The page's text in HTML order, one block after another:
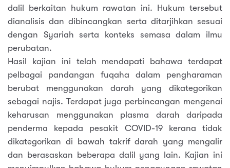
dalil berkaitan hukum rawatan ini. Hukum tersebut
dianalisis dan dibincangkan serta ditarjihkan sesuai
dengan Syariah serta konteks semasa dalam ilmu
perubatan.
Hasil kajian ini telah mendapati bahawa terdapat
pelbagai pandangan fuqaha dalam pengharaman
berubat menggunakan darah yang dikategorikan
sebagai najis. Terdapat juga perbincangan mengenai
keharusan menggunakan plasma darah daripada
penderma kepada pesakit COVID-19 kerana tidak
dikategorikan di bawah takrif darah yang mengalir
dan berasaskan beberapa dalil yang lain. Kajian ini